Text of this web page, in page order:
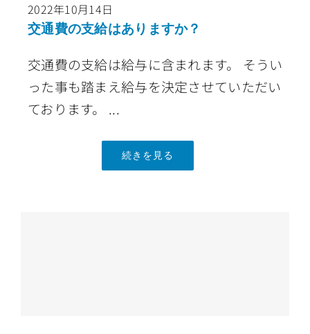
2022年10月14日
交通費の支給はありますか？
交通費の支給は給与に含まれます。 そうい
った事も踏まえ給与を決定させていただい
ております。 ...
続きを見る